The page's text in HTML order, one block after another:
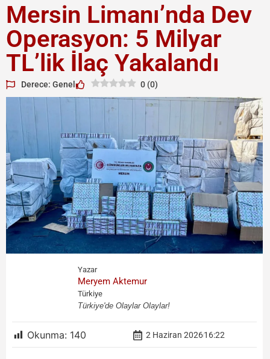
Mersin Limanı’nda Dev
Operasyon: 5 Milyar
TL’lik İlaç Yakalandı
Derece: Genel 0 (0)
Yazar
Meryem Aktemur
Türkiye
Türkiye'de Olaylar Olaylar!
Okunma: 140 2 Haziran 202616:22